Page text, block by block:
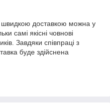
швидкою доставкою можна у
самі якісні човнові
Завдяки співпраці з
буде здійснена